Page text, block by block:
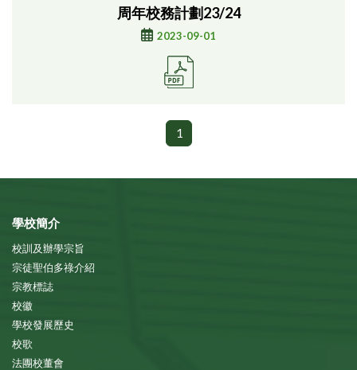
周年校務計劃23/24
2023-09-01
1
學校簡介
校訓及辦學宗旨
宗徒聖伯多祿介紹
宗教標誌
校徽
學校發展歷史
校歌
法團校董會